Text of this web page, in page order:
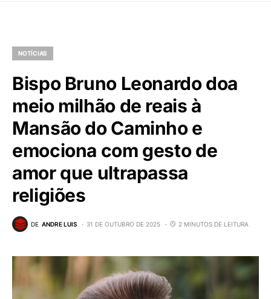
NOTÍCIAS
Bispo Bruno Leonardo doa
meio milhão de reais à
Mansão do Caminho e
emociona com gesto de
amor que ultrapassa
religiões
DE ANDRE LUIS 31 DE OUTUBRO DE 2025 2 MINUTOS DE LEITURA